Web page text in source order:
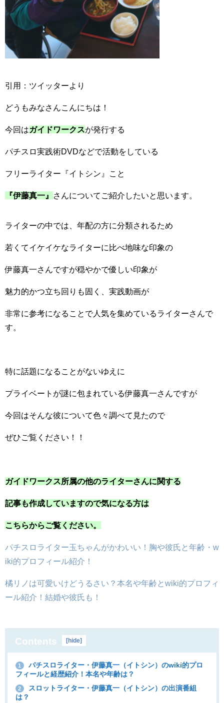
引用：ツイッターより
どうもみなさんこんにちは！
今回はガイドワークスが発行する
パチスロ実践術DVDなどで活動をしている
フリーライター『イトシン』こと
『伊藤真一』 さんについてご紹介したいと思います。
ライターの中では、年配の方に分類されるため
若くてイケイケなライターに比べ地味な印象の
伊藤真一さんですが穏やかで優しい印象が
魅力的かつ立ち回りも固く、実践動画が
非常に参考になることで人気を集めているライターさんで
す。
特に話題になることがないゆえに
プライベートが謎に包まれている伊藤真一さんですが
今回はそんな彼について色々調べて見たので
ぜひご覧ください！！
ガイドワークス所属の他のライターさんに関する
記事も作成していますので気になる方は
こちらからご覧ください。
パチスロライター玉ちゃんがかわいい！胸や彼氏と年齢・w
iki的プロフィール紹介！
橘リノは可愛いけどうるさい？本名や年齢とwiki的プロフィ
ール紹介！結婚や彼氏も！
Contents [hide]
1
パチスロライター・伊藤真一（イトシン）のwiki的プロ
フィールと経歴紹介！本名や年齢は？
2
スロットライター・伊藤真一（イトシン）の出演番組
は？